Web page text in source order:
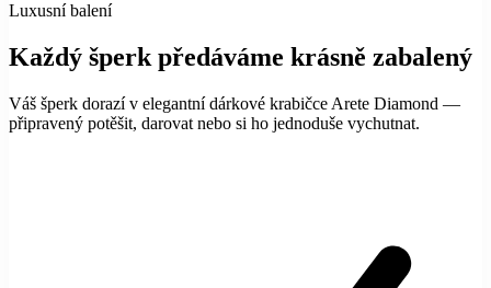
Luxusní balení
Každý šperk předáváme krásně zabalený
Váš šperk dorazí v elegantní dárkové krabičce Arete Diamond —
připravený potěšit, darovat nebo si ho jednoduše vychutnat.